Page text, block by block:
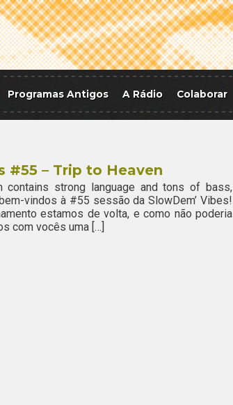
Programas Antigos A Rádio Colaborar
#55 – Trip to Heaven
contains strong language and tons of bass,
vindos à #55 sessão da SlowDem’ Vibes!
estamos de volta, e como não poderia
com vocês uma […]